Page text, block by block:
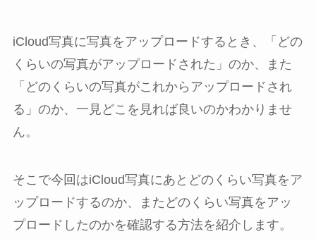
iCloud写真に写真をアップロードするとき、「どの
くらいの写真がアップロードされた」のか、また
「どのくらいの写真がこれからアップロードされ
る」のか、一見どこを見れば良いのかわかりませ
ん。
そこで今回はiCloud写真にあとどのくらい写真をア
ップロードするのか、またどのくらい写真をアッ
プロードしたのかを確認する方法を紹介します。